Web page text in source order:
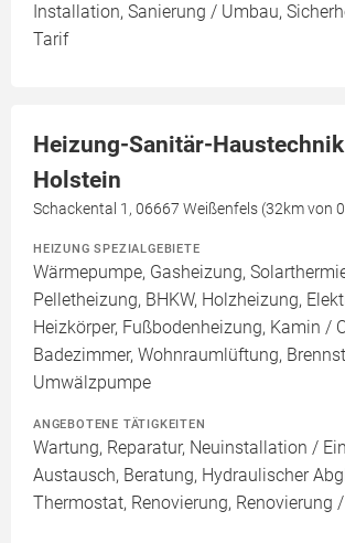
Installation, Sanierung / Umbau,
Tarif
Heizung-Sanitär-
Holstein
Schackental 1, 06667 Weißenfels (32km von
HEIZUNG SPEZIALGEBIETE
Wärmepumpe, Gasheizung,
Pelletheizung, BHKW, Holzheizung,
Heizkörper, Fußbodenheizung, Kamin /
Badezimmer, Wohnraumlüftung,
Umwälzpumpe
ANGEBOTENE TÄTIGKEITEN
Wartung, Reparatur, Neuinstallation /
Austausch, Beratung, Hydraulischer
Thermostat, Renovierung, Renovierung